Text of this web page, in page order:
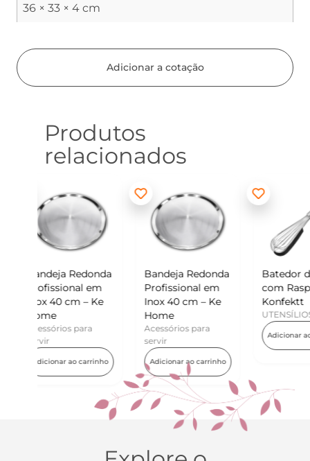
36 × 33 × 4 cm
Adicionar a cotação
Produtos
relacionados
Bandeja Redonda
Profissional em
Inox 40 cm – Ke
Acessórios para
Adicionar ao carrinho
Batedor de Ovos
com Raspador –
Konfektt
Adicionar ao carrinho